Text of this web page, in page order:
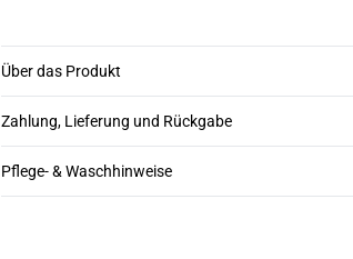
Über das Produkt
Zahlung, Lieferung und Rückgabe
Pflege- & Waschhinweise